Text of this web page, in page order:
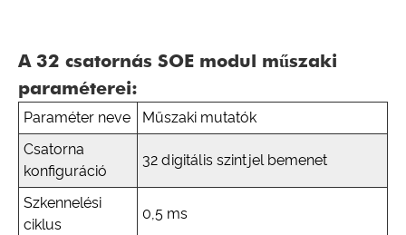
A 32 csatornás SOE modul műszaki
paraméterei:
Paraméter neve
Műszaki mutatók
Csatorna
konfiguráció
32 digitális szintjel bemenet
Szkennelési
ciklus
0,5 ms